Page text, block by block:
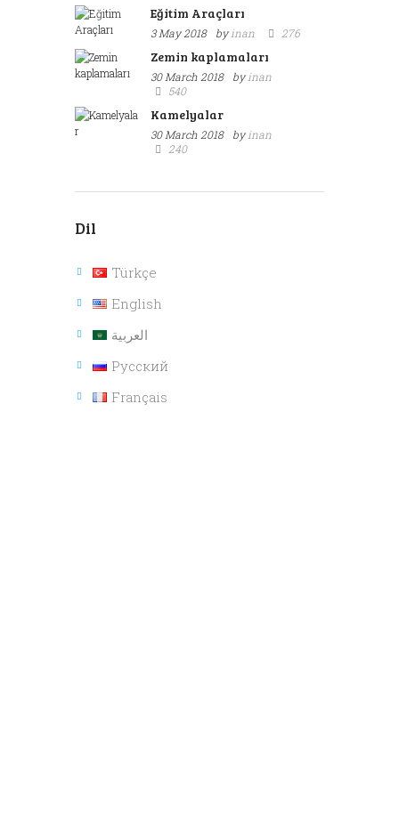
Eğitim Araçları
3 May 2018 byinan 276
Zemin kaplamaları
30 March 2018 byinan
540
Kamelyalar
30 March 2018 byinan
240
Dil
Türkçe
English
العربية
Русский
Français